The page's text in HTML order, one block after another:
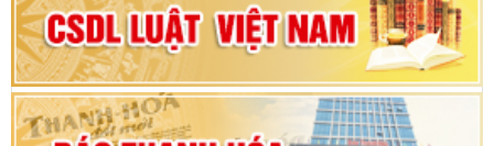
Đại hội Đảng bộ xã Yên Ninh lần thứ nhất,
nhiệm kỳ 2025 - 2030
Khai mạc Kỳ họp bất thường lần thứ 9, Quốc
hội khóa XV